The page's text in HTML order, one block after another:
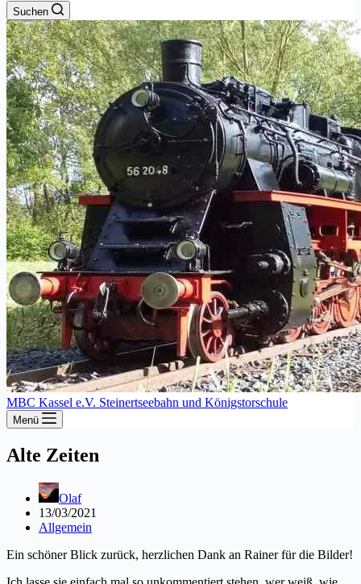
Suchen
MBC Kassel e.V. Steinertseebahn und Königstorschule
Menü
Alte Zeiten
Olaf
13/03/2021
Allgemein
Ein schöner Blick zurück, herzlichen Dank an Rainer für die Bilder!